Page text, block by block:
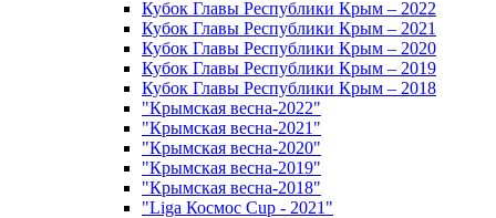
Кубок Главы Республики Крым – 2022
Кубок Главы Республики Крым – 2021
Кубок Главы Республики Крым – 2020
Кубок Главы Республики Крым – 2019
Кубок Главы Республики Крым – 2018
"Крымская весна-2022"
"Крымская весна-2021"
"Крымская весна-2020"
"Крымская весна-2019"
"Крымская весна-2018"
"Liga Космос Cup - 2021"